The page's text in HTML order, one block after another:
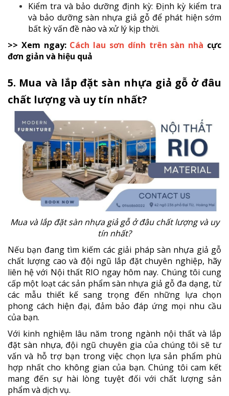
Kiểm tra và bảo dưỡng định kỳ: Định kỳ kiểm tra
và bảo dưỡng sàn nhựa giả gỗ để phát hiện sớm
bất kỳ vấn đề nào và xử lý kịp thời.
>> Xem ngay: Cách lau sơn dính trên sàn nhà cực
đơn giản và hiệu quả
5. Mua và lắp đặt sàn nhựa giả gỗ ở đâu
chất lượng và uy tín nhất?
Mua và lắp đặt sàn nhựa giả gỗ ở đâu chất lượng và uy
tín nhất?
Nếu bạn đang tìm kiếm các giải pháp sàn nhựa giả gỗ
chất lượng cao và đội ngũ lắp đặt chuyên nghiệp, hãy
liên hệ với Nội thất RIO ngay hôm nay. Chúng tôi cung
cấp một loạt các sản phẩm sàn nhựa giả gỗ đa dạng, từ
các mẫu thiết kế sang trọng đến những lựa chọn
phong cách hiện đại, đảm bảo đáp ứng mọi nhu cầu
của bạn.
Với kinh nghiệm lâu năm trong ngành nội thất và lắp
đặt sàn nhựa, đội ngũ chuyên gia của chúng tôi sẽ tư
vấn và hỗ trợ bạn trong việc chọn lựa sản phẩm phù
hợp nhất cho không gian của bạn. Chúng tôi cam kết
mang đến sự hài lòng tuyệt đối với chất lượng sản
phẩm và dịch vụ.